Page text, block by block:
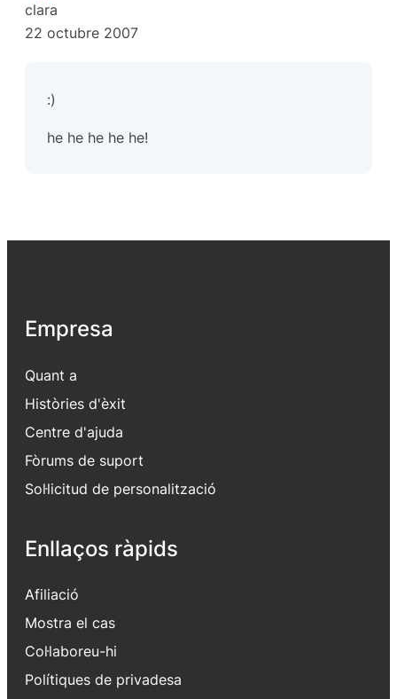
clara
22 octubre 2007
:)
he he he he he!
Empresa
Quant a
Històries d'èxit
Centre d'ajuda
Fòrums de suport
Sol·licitud de personalització
Enllaços ràpids
Afiliació
Mostra el cas
Col·laboreu-hi
Polítiques de privadesa